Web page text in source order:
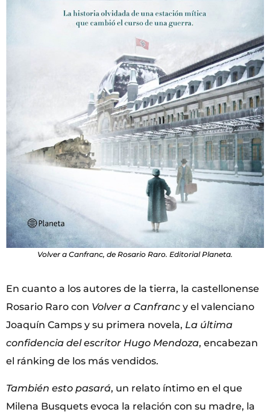
Volver a Canfranc, de Rosario Raro. Editorial Planeta.
En cuanto a los autores de la tierra, la castellonense
Rosario Raro con Volver a Canfranc y el valenciano
Joaquín Camps y su primera novela, La última
confidencia del escritor Hugo Mendoza, encabezan
el ránking de los más vendidos.
También esto pasará, un relato íntimo en el que
Milena Busquets evoca la relación con su madre, la